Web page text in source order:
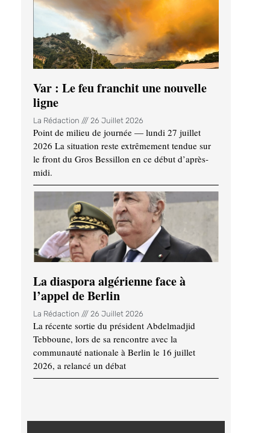
Var : Le feu franchit une nouvelle
ligne
La Rédaction 26 Juillet 2026
Point de milieu de journée — lundi 27 juillet
2026 La situation reste extrêmement tendue sur
le front du Gros Bessillon en ce début d’après-
midi.
La diaspora algérienne face à
l’appel de Berlin
La Rédaction 26 Juillet 2026
La récente sortie du président Abdelmadjid
Tebboune, lors de sa rencontre avec la
communauté nationale à Berlin le 16 juillet
2026, a relancé un débat